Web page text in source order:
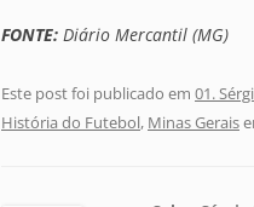
FONTE: Diário Mercantil (MG)
Este post foi publicado em 01.
História do Futebol, Minas Gerais